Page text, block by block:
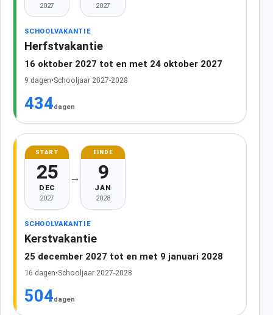
2027 2027
SCHOOLVAKANTIE
Herfstvakantie
16 oktober 2027 tot en met 24 oktober 2027
9 dagen•Schooljaar 2027-2028
434dagen
START
25
DEC
2027
→
EINDE
9
JAN
2028
SCHOOLVAKANTIE
Kerstvakantie
25 december 2027 tot en met 9 januari 2028
16 dagen•Schooljaar 2027-2028
504dagen